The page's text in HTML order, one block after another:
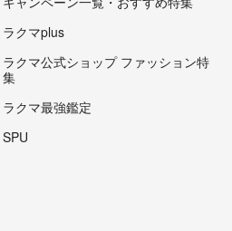
ラクマplus
ラクマ公式ショップ ファッション特
集
ラクマ最強鑑定
SPU